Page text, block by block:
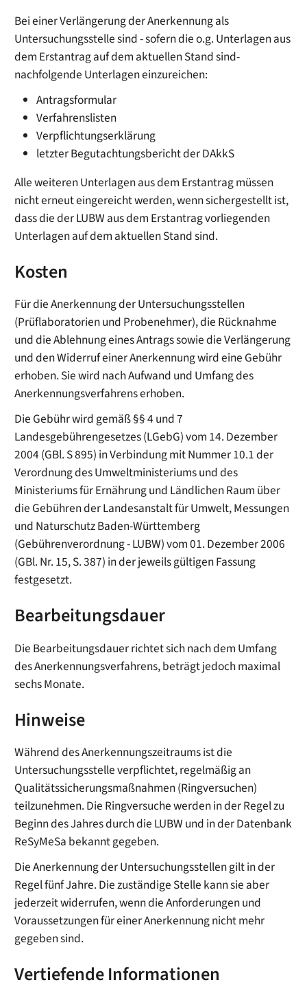
Bei einer Verlängerung der Anerkennung als
Untersuchungsstelle sind - sofern die o.g. Unterlagen aus
dem Erstantrag auf dem aktuellen Stand sind-
nachfolgende Unterlagen einzureichen:
Antragsformular
Verfahrenslisten
Verpflichtungserklärung
letzter Begutachtungsbericht der DAkkS
Alle weiteren Unterlagen aus dem Erstantrag müssen
nicht erneut eingereicht werden, wenn sichergestellt ist,
dass die der LUBW aus dem Erstantrag vorliegenden
Unterlagen auf dem aktuellen Stand sind.
Kosten
Für die Anerkennung der Untersuchungsstellen
(Prüflaboratorien und Probenehmer), die Rücknahme
und die Ablehnung eines Antrags sowie die Verlängerung
und den Widerruf einer Anerkennung wird eine Gebühr
erhoben. Sie wird nach Aufwand und Umfang des
Anerkennungsverfahrens erhoben.
Die Gebühr wird gemäß §§ 4 und 7
Landesgebührengesetzes (LGebG) vom 14. Dezember
2004 (GBl. S 895) in Verbindung mit Nummer 10.1 der
Verordnung des Umweltministeriums und des
Ministeriums für Ernährung und Ländlichen Raum über
die Gebühren der Landesanstalt für Umwelt, Messungen
und Naturschutz Baden-Württemberg
(Gebührenverordnung - LUBW) vom 01. Dezember 2006
(GBl. Nr. 15, S. 387) in der jeweils gültigen Fassung
festgesetzt.
Bearbeitungsdauer
Die Bearbeitungsdauer richtet sich nach dem Umfang
des Anerkennungsverfahrens, beträgt jedoch maximal
sechs Monate.
Hinweise
Während des Anerkennungszeitraums ist die
Untersuchungsstelle verpflichtet, regelmäßig an
Qualitätssicherungsmaßnahmen (Ringversuchen)
teilzunehmen. Die Ringversuche werden in der Regel zu
Beginn des Jahres durch die LUBW und in der Datenbank
ReSyMeSa bekannt gegeben.
Die Anerkennung der Untersuchungsstellen gilt in der
Regel fünf Jahre. Die zuständige Stelle kann sie aber
jederzeit widerrufen, wenn die Anforderungen und
Voraussetzungen für einer Anerkennung nicht mehr
gegeben sind.
Vertiefende Informationen